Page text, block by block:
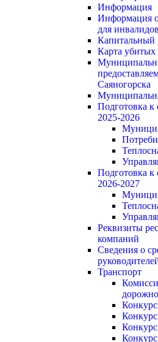
Информация
Информация о
для инвалидов
Карта убитых
Саяногорска
Подготовка к
2025-2026
Подготовка к
2026-2027
Реквизиты
компаний
Сведения о
Транспорт